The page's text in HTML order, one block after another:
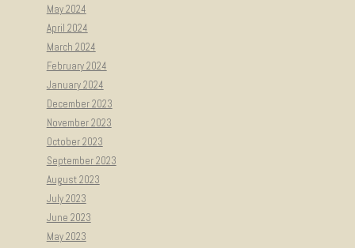
May 2024
April 2024
March 2024
February 2024
January 2024
December 2023
November 2023
October 2023
September 2023
August 2023
July 2023
June 2023
May 2023